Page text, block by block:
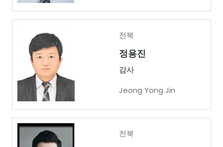
전북
정용진
감사
Jeong Yong Jin
전북